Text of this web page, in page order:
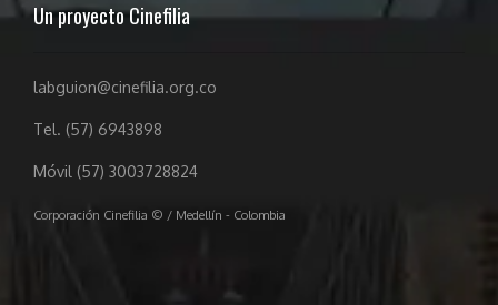
Un proyecto Cinefilia
labguion@cinefilia.org.co
Tel. (57) 6943898
Móvil (57) 3003728824
Corporación Cinefilia © / Medellín - Colombia